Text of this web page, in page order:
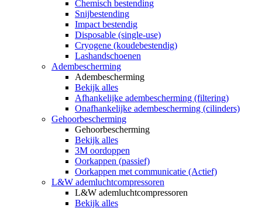
Chemisch bestending
Snijbestending
Impact bestendig
Disposable (single-use)
Cryogene (koudebestendig)
Lashandschoenen
Adembescherming
Adembescherming
Bekijk alles
Afhankelijke adembescherming (filtering)
Onafhankelijke adembescherming (cilinders)
Gehoorbescherming
Gehoorbescherming
Bekijk alles
3M oordoppen
Oorkappen (passief)
Oorkappen met communicatie (Actief)
L&W ademluchtcompressoren
L&W ademluchtcompressoren
Bekijk alles